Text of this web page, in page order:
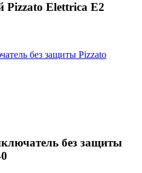
Pizzato Elettrica E2
без защиты